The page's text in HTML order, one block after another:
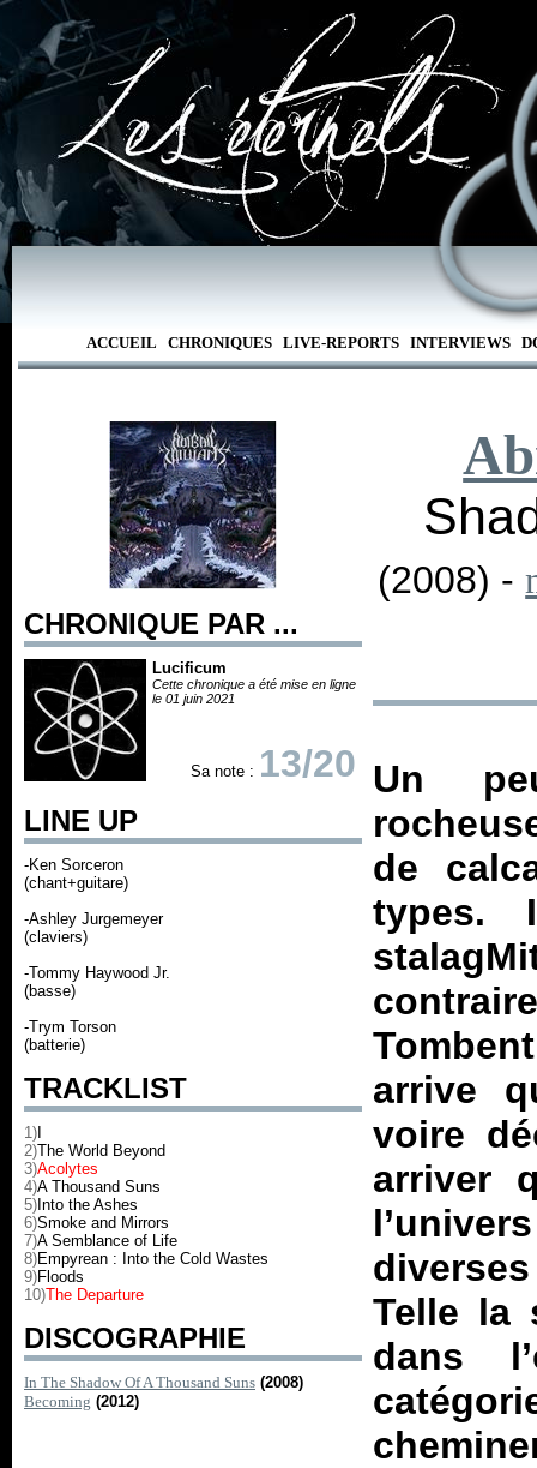
ACCUEIL CHRONIQUES LIVE-REPORTS INTERVIEWS
CHRONIQUE PAR ...
Lucificum
Cette chronique a été mise en ligne
le 01 juin 2021
Sa note : 13/20
LINE UP
-Ken Sorceron
(chant+guitare)
-Ashley Jurgemeyer
(claviers)
-Tommy Haywood Jr.
(basse)
-Trym Torson
(batterie)
TRACKLIST
1)
2)The World Beyond
3)Acolytes
4)A Thousand Suns
5) Into the Ashes
6)Smoke and Mirrors
7)A Semblance of Life
8)Empyrean : Into the Cold Wastes
9)Floods
10)The Departure
DISCOGRAPHIE
In The Shadow Of A Thousand Suns (2008)
Becoming (2012)
(2008) -
Un
de
arrive
voire
arriver
Telle la
dans